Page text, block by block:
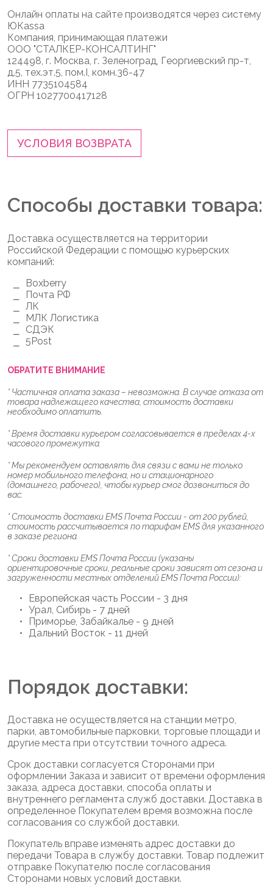
Онлайн оплаты на сайте производятся через систему
ЮКаssа
Компания, принимающая платежи
ООО "СТАЛКЕР-КОНСАЛТИНГ"
124498, г. Москва, г. Зеленоград, Георгиевский пр-т,
д.5, тех.эт.5, пом.I, комн.36-47
ИНН 7735104584
ОГРН 1027700417128
УСЛОВИЯ ВОЗВРАТА
Способы доставки товара:
Доставка осуществляется на территории
Российской Федерации с помощью курьерских
компаний:
Boxberry
Почта РФ
ЛК
МЛК Логистика
СДЭК
5Post
ОБРАТИТЕ ВНИМАНИЕ
* Частичная оплата заказа – невозможна. В случае отказа от
товара надлежащего качества, стоимость доставки
необходимо оплатить.
* Время доставки курьером согласовывается в пределах 4-х
часового промежутка.
* Мы рекомендуем оставлять для связи с вами не только
номер мобильного телефона, но и стационарного
(домашнего, рабочего), чтобы курьер смог дозвониться до
вас.
* Стоимость доставки EMS Почта России - от 200 рублей,
стоимость рассчитывается по тарифам EMS для указанного
в заказе региона.
* Сроки доставки EMS Почта России (указаны
ориентировочные сроки, реальные сроки зависят от сезона и
загруженности местных отделений EMS Почта России):
Европейская часть России - 3 дня
Урал, Сибирь - 7 дней
Приморье, Забайкалье - 9 дней
Дальний Восток - 11 дней
Порядок доставки:
Доставка не осуществляется на станции метро,
парки, автомобильные парковки, торговые площади и
другие места при отсутствии точного адреса.
Срок доставки согласуется Сторонами при
оформлении Заказа и зависит от времени оформления
заказа, адреса доставки, способа оплаты и
внутреннего регламента служб доставки. Доставка в
определенное Покупателем время возможна после
согласования со службой доставки.
Покупатель вправе изменять адрес доставки до
передачи Товара в службу доставки. Товар подлежит
отправке Покупателю после согласования
Сторонами новых условий доставки.